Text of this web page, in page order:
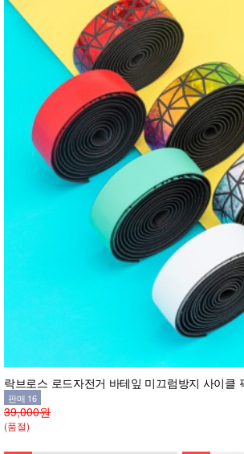
락브로스 로드자전거 바테잎 미끄럼방지 사이클
판매 16
39,000원
(품절)